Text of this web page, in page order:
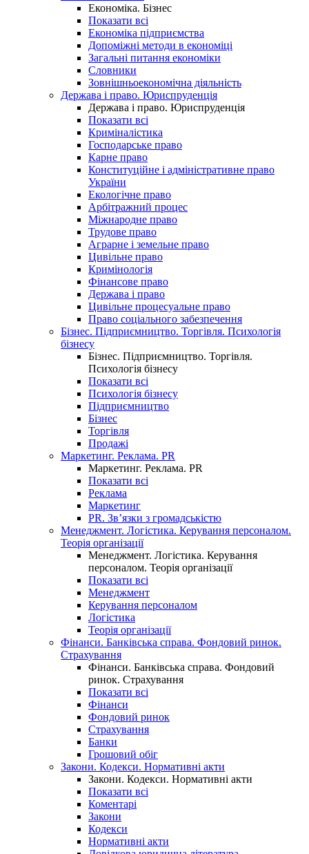
Економіка. Бізнес
Показати всі
Економіка підприємства
Допоміжні методи в економіці
Загальні питання економіки
Словники
Зовнішньоекономічна діяльність
Держава і право. Юриспруденція
Держава і право. Юриспруденція
Показати всі
Криміналістика
Господарське право
Карне право
Конституційне і адміністративне право
України
Екологічне право
Арбітражний процес
Міжнародне право
Трудове право
Аграрне і земельне право
Цивільне право
Кримінологія
Фінансове право
Держава і право
Цивільне процесуальне право
Право соціального забезпечення
Бізнес. Підприємництво. Торгівля. Психологія
бізнесу
Бізнес. Підприємництво. Торгівля.
Психологія бізнесу
Показати всі
Психологія бізнесу
Підприємництво
Бізнес
Торгівля
Продажі
Маркетинг. Реклама. PR
Маркетинг. Реклама. PR
Показати всі
Реклама
Маркетинг
PR. Зв’язки з громадськістю
Менеджмент. Логістика. Керування персоналом.
Теорія організації
Менеджмент. Логістика. Керування
персоналом. Теорія організації
Показати всі
Менеджмент
Керування персоналом
Логістика
Теорія організації
Фінанси. Банківська справа. Фондовий ринок.
Страхування
Фінанси. Банківська справа. Фондовий
ринок. Страхування
Показати всі
Фінанси
Фондовий ринок
Страхування
Банки
Грошовий обіг
Закони. Кодекси. Нормативні акти
Закони. Кодекси. Нормативні акти
Показати всі
Коментарі
Закони
Кодекси
Нормативні акти